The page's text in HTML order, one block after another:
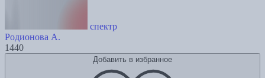
спектр
Родионова А.
1440
Добавить в избранное